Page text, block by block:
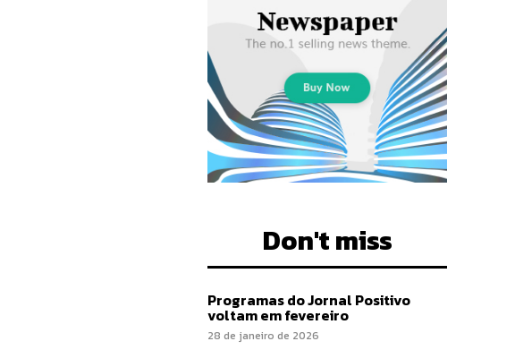
Don't miss
Programas do Jornal Positivo
voltam em fevereiro
28 de janeiro de 2026